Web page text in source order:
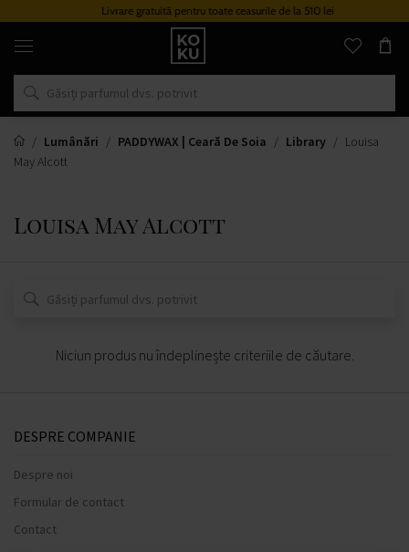
Livrare gratuită pentru toate ceasurile de la 510 lei
Parfumuri
ceasuri
originale
într-
singur
loc
Lumânări PADDYWAX | Ceară De Soia Library
Louisa
May Alcott
Louisa May Alcott
Niciun produs nu îndeplinește criteriile de căutare.
DESPRE COMPANIE
Despre noi
Formular de contact
Contact